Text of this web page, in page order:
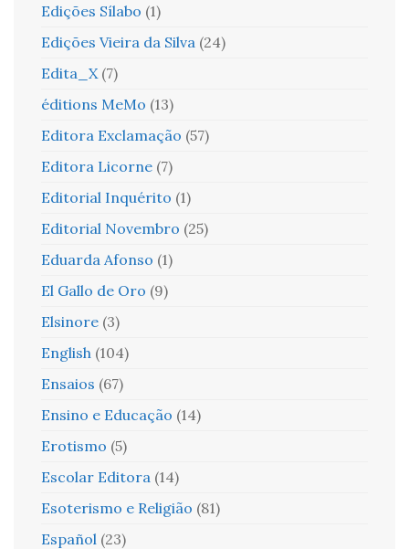
Edições Sílabo (1)
Edições Vieira da Silva (24)
Edita_X (7)
éditions MeMo (13)
Editora Exclamação (57)
Editora Licorne (7)
Editorial Inquérito (1)
Editorial Novembro (25)
Eduarda Afonso (1)
El Gallo de Oro (9)
Elsinore (3)
English (104)
Ensaios (67)
Ensino e Educação (14)
Erotismo (5)
Escolar Editora (14)
Esoterismo e Religião (81)
Español (23)